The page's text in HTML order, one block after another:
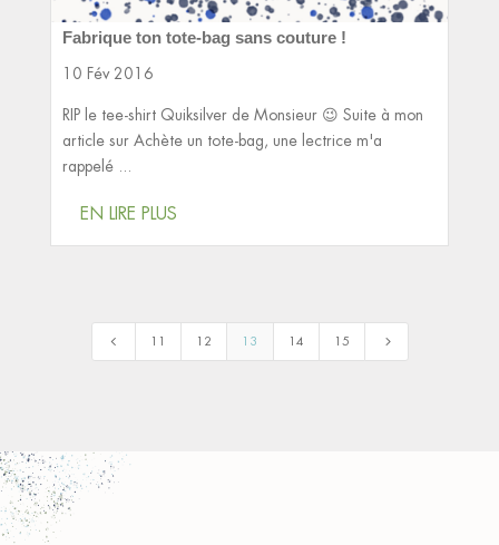
Fabrique ton tote-bag sans couture !
10 Fév 2016
RIP le tee-shirt Quiksilver de Monsieur 😉 Suite à mon
article sur Achète un tote-bag, une lectrice m'a
rappelé ...
EN LIRE PLUS
4 11 12 13 14 15 5